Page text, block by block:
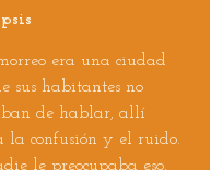
era una ciudad
sus habitantes no
de hablar, allí
la confusión y el ruido.
le preocupaba eso,